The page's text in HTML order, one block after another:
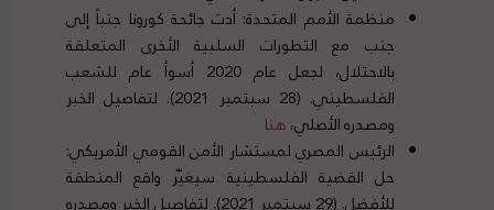
منظمة الأمم المتحدة: أدت جائحة كورونا جنباً إلى
جنب مع التطورات السلبية الأخرى المتعلقة
بالاحتلال، لجعل عام 2020 أسوأ عام للشعب
الفلسطيني. (28 سبتمبر 2021). لتفاصيل الخبر
ومصدره الأصلي،هنا
الرئيس المصري لمستشار الأمن القومي الأمريكي:
حل القضية الفلسطينية سيغيّر واقع المنطقة
للأفضل. (29 سبتمبر 2021). لتفاصيل الخبر ومصدره